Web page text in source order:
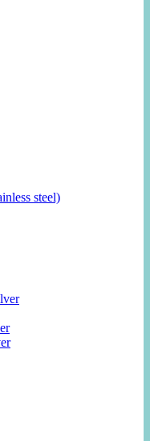
steel)